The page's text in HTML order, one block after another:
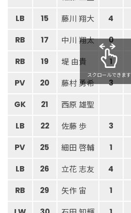
LB 15 藤川 翔大 4
RB 17 中川 翔太 0
RB 19 堤 由貴 1
PV 20 藤村 勇希 3
GK 21 西原 雄聖
LB 22 佐藤 歩 3
PV 25 細田 啓輔 1
LB 26 立花 志友 4
RB 29 矢作 宙 1
スクロールできます